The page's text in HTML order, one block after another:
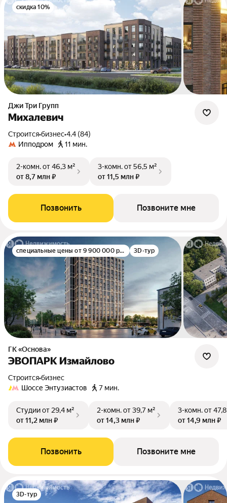
скидка 10%
Джи Три Групп
Михалевич
Строится•бизнес•4.4 (84)
Ипподром
11 мин.
2-комн.от 46,3 м²
от 8,7 млн ₽
3-комн.от 56,5 м²
от 11,5 млн ₽
Позвонить Позвоните мне
специальные цены от 9 900 000 руб. 3D-тур
ГК «Основа»
ЭВОПАРК Измайлово
Строится•бизнес
Шоссе Энтузиастов
7 мин.
Студииот 29,4 м²
от 11,2 млн ₽
2-комн.от 39,7 м²
от 14,3 млн ₽
3-комн.от
от 14,9 млн ₽
Позвонить Позвоните мне
3D-тур